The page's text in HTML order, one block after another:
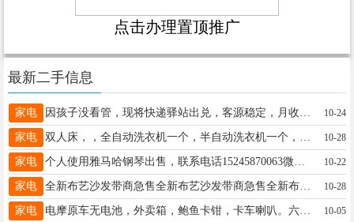
点击办理置顶推广
最新二手信息
家电 10-24
家电 10-28
家电 10-22
家电 全新布艺沙发带商急售全新布艺沙发带商急售全新布艺沙发带商急售送货上门王18645877878 10-28
家电 电摩原车无电池，外卖箱，鲍鱼卡钳，卡车喇叭。六百块钱直接拿走。杰女士15645896622 10-05